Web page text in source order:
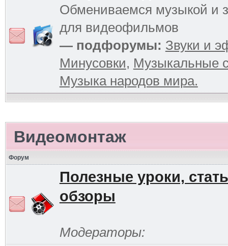
Обмениваемся музыкой и
для видеофильмов
— подфорумы: Звуки и
Минусовки, Музыкальные
Музыка народов мира.
Видеомонтаж
Форум
Полезные уроки,
обзоры
Модераторы: